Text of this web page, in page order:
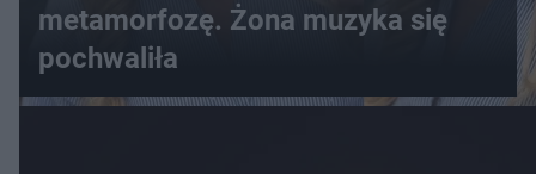
metamorfozę. Żona muzyka się
pochwaliła